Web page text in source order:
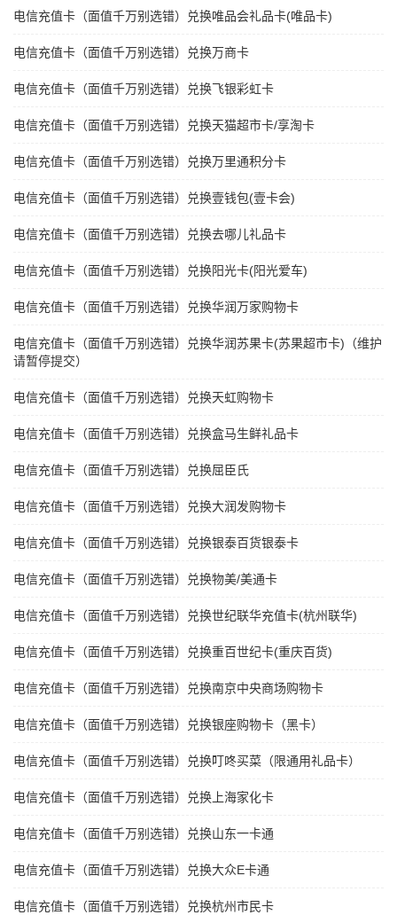
电信充值卡（面值千万别选错）兑换唯品会礼品卡(唯品卡)
电信充值卡（面值千万别选错）兑换万商卡
电信充值卡（面值千万别选错）兑换飞银彩虹卡
电信充值卡（面值千万别选错）兑换天猫超市卡/享淘卡
电信充值卡（面值千万别选错）兑换万里通积分卡
电信充值卡（面值千万别选错）兑换壹钱包(壹卡会)
电信充值卡（面值千万别选错）兑换去哪儿礼品卡
电信充值卡（面值千万别选错）兑换阳光卡(阳光爱车)
电信充值卡（面值千万别选错）兑换华润万家购物卡
电信充值卡（面值千万别选错）兑换华润苏果卡(苏果超市卡)（维护
请暂停提交）
电信充值卡（面值千万别选错）兑换天虹购物卡
电信充值卡（面值千万别选错）兑换盒马生鲜礼品卡
电信充值卡（面值千万别选错）兑换屈臣氏
电信充值卡（面值千万别选错）兑换大润发购物卡
电信充值卡（面值千万别选错）兑换银泰百货银泰卡
电信充值卡（面值千万别选错）兑换物美/美通卡
电信充值卡（面值千万别选错）兑换世纪联华充值卡(杭州联华)
电信充值卡（面值千万别选错）兑换重百世纪卡(重庆百货)
电信充值卡（面值千万别选错）兑换南京中央商场购物卡
电信充值卡（面值千万别选错）兑换银座购物卡（黑卡）
电信充值卡（面值千万别选错）兑换叮咚买菜（限通用礼品卡）
电信充值卡（面值千万别选错）兑换上海家化卡
电信充值卡（面值千万别选错）兑换山东一卡通
电信充值卡（面值千万别选错）兑换大众E卡通
电信充值卡（面值千万别选错）兑换杭州市民卡